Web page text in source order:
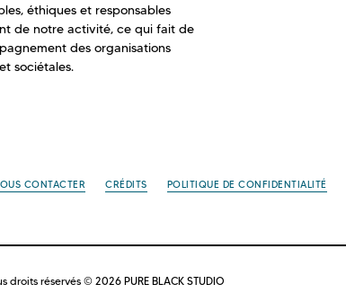
éthiques et responsables
de notre activité, ce qui fait de
des organisations
sociétales.
CONTACTER CRÉDITS POLITIQUE DE CONFIDENTIALITÉ
droits réservés © 2026 PURE BLACK STUDIO